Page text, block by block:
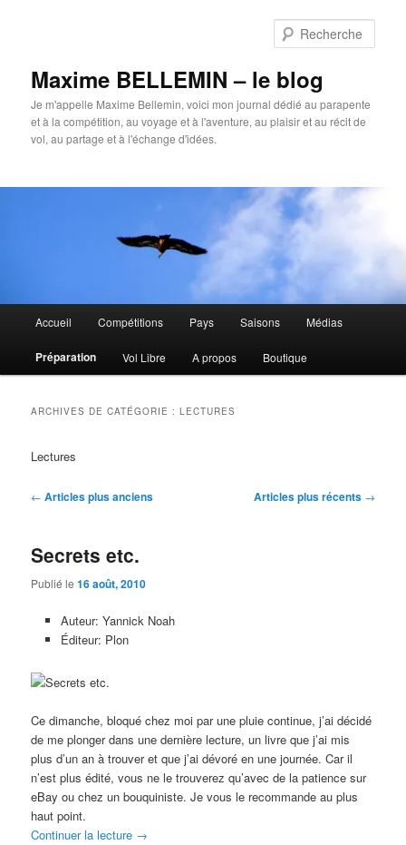
Maxime BELLEMIN – le blog
Je m'appelle Maxime Bellemin, voici mon journal dédié au parapente
et à la compétition, au voyage et à l'aventure, au plaisir et au récit de
vol, au partage et à l'échange d'idées.
principal
Accueil Compétitions Pays Saisons Médias
Préparation Vol Libre A propos Boutique
ARCHIVES DE CATÉGORIE :LECTURES
Lectures
Navigation
← Articles plus anciens Articles plus récents →
Secrets etc.
Publié le16 août, 2010
Auteur: Yannick Noah
Éditeur: Plon
Ce dimanche, bloqué chez moi par une pluie continue, j’ai décidé
de me plonger dans une dernière lecture, un livre que j’ai mis
plus d’un an à trouver et que j’ai dévoré en une journée. Car il
n’est plus édité, vous ne le trouverez qu’avec de la patience sur
eBay ou chez un bouquiniste. Je vous le recommande au plus
haut point.
Continuer la lecture →